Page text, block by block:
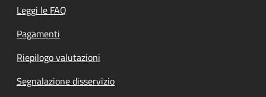
Leggi le FAQ
Pagamenti
Riepilogo valutazioni
Segnalazione disservizio